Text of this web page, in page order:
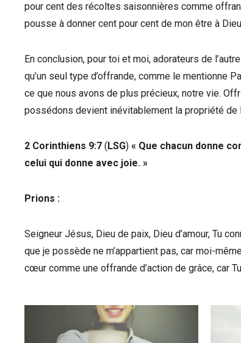
pour cent des récoltes saisonnières comme
pousse à donner cent pour cent de mon être à
En conclusion, pour toi et moi, adorateurs de
qu’un seul type d’offrande, comme le mentionne
ce que nous avons de plus précieux, notre vie.
possédons devient inévitablement la propriété de
2 Corinthiens 9:7 (LSG) « Que chacun donne
celui qui donne avec joie. »
Prions :
Seigneur Jésus, Dieu de paix, Dieu d’amour, Tu
que je possède ne m’appartient pas, car moi-
cœur comme une offrande d’action de grâce, car